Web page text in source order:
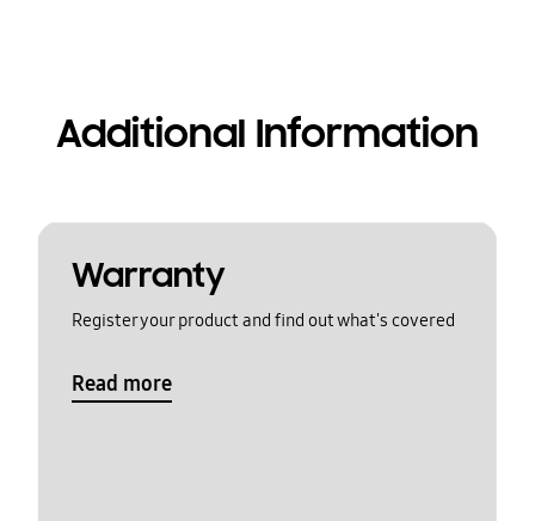
Additional Information
Warranty
Register your product and find out what's covered
Read more